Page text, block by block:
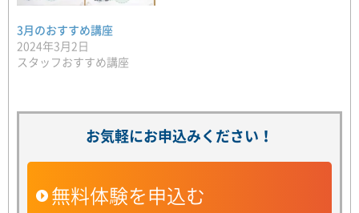
3月のおすすめ講座
2024年3月2日
スタッフおすすめ講座
お気軽にお申込みください！
無料体験を申込む